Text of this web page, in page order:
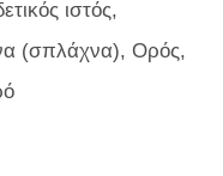
ιστός,
(σπλάχνα), Ορός,